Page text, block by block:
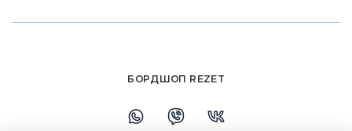
БОРДШОП REZET